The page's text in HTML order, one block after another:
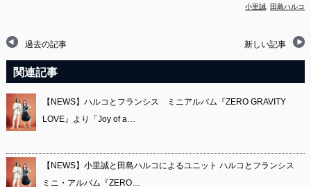
小里誠 田島ハルコ
過去の記事 新しい記事
関連記事
【NEWS】ハルコとフランシス ミニアルバム『ZERO GRAVITY
LOVE』より「Joy of a…
【NEWS】小里誠と田島ハルコによるユニット ハルコとフランシス
ミニ・アルバム『ZERO…